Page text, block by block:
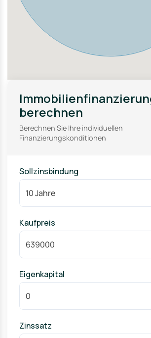
berechnen
Berechnen Sie Ihre individuellen
Finanzierungskonditionen
Sollzinsbindung
Kaufpreis
Eigenkapital
Zinssatz